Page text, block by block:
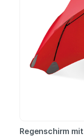
Regenschirm